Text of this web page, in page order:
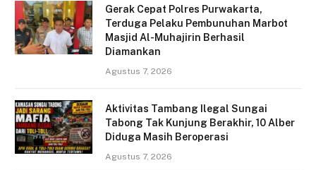
Gerak Cepat Polres Purwakarta,
Terduga Pelaku Pembunuhan Marbot
Masjid Al-Muhajirin Berhasil
Diamankan
Agustus 7, 2026
Aktivitas Tambang Ilegal Sungai
Tabong Tak Kunjung Berakhir, 10 Alber
Diduga Masih Beroperasi
Agustus 7, 2026